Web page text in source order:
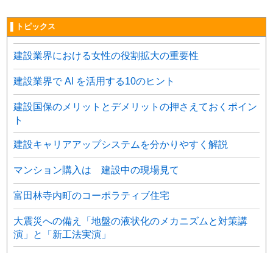
▌トピックス
建設業界における女性の役割拡大の重要性
建設業界で AI を活用する10のヒント
建設国保のメリットとデメリットの押さえておくポイン
ト
建設キャリアアップシステムを分かりやすく解説
マンション購入は 建設中の現場見て
富田林寺内町のコーポラティブ住宅
大震災への備え「地盤の液状化のメカニズムと対策講
演」と「新工法実演」